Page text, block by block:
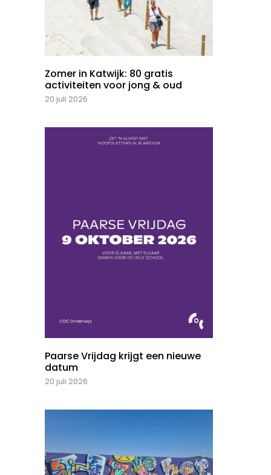
Zomer in Katwijk: 80 gratis
activiteiten voor jong & oud
20 juli 2026
Paarse Vrijdag krijgt een nieuwe
datum
20 juli 2026